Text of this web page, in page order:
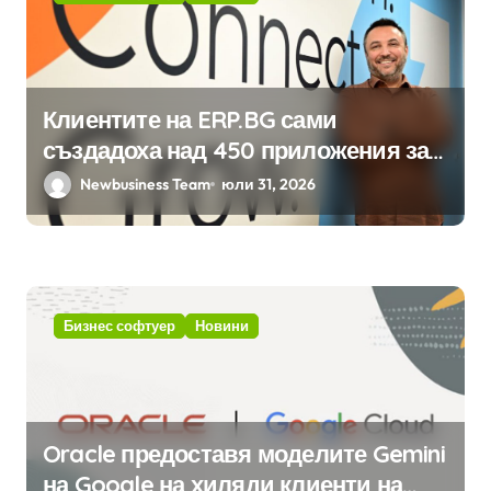
Клиентите на ERP.BG сами
създадоха над 450 приложения за
ERP системата с помощта на
вградения в нея изкуствен
Newbusiness Team юли 31, 2026
Бизнес софтуер Новини
Oracle предоставя моделите Gemini
на Google на хиляди клиенти на